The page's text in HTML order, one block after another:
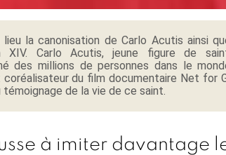
la canonisation de Carlo Acutis ainsi
XIV. Carlo Acutis, jeune figure de
des millions de personnes dans le
coréalisateur du film documentaire Net for
de la vie de ce saint.
à imiter davantage